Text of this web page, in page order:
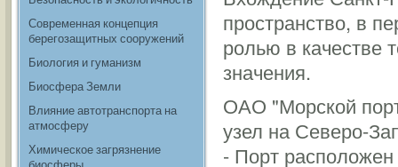
Современная концепция
берегозащитных сооружений
Биология и гуманизм
Биосфера Земли
Влияние автотранспорта на
атмосферу
Химическое загрязнение
пространство, в
ролью в качестве
значения.
ОАО "Морской
узел на Северо-
- Порт